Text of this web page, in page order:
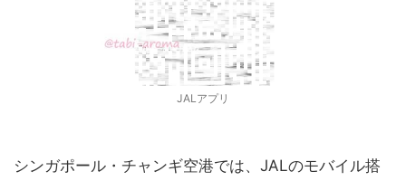
JALアプリ
シンガポール・チャンギ空港では、JALのモバイル搭